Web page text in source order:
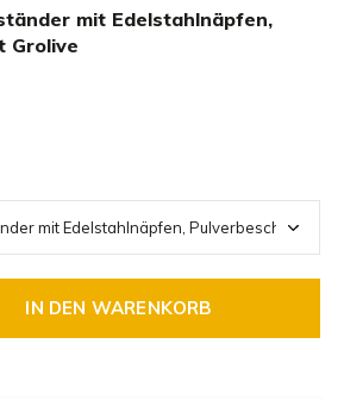
mit Edelstahlnäpfen,
Grolive
IN DEN WARENKORB